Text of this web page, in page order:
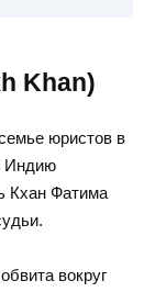
Khan)
юристов в
Индию
Кхан Фатима
вокруг